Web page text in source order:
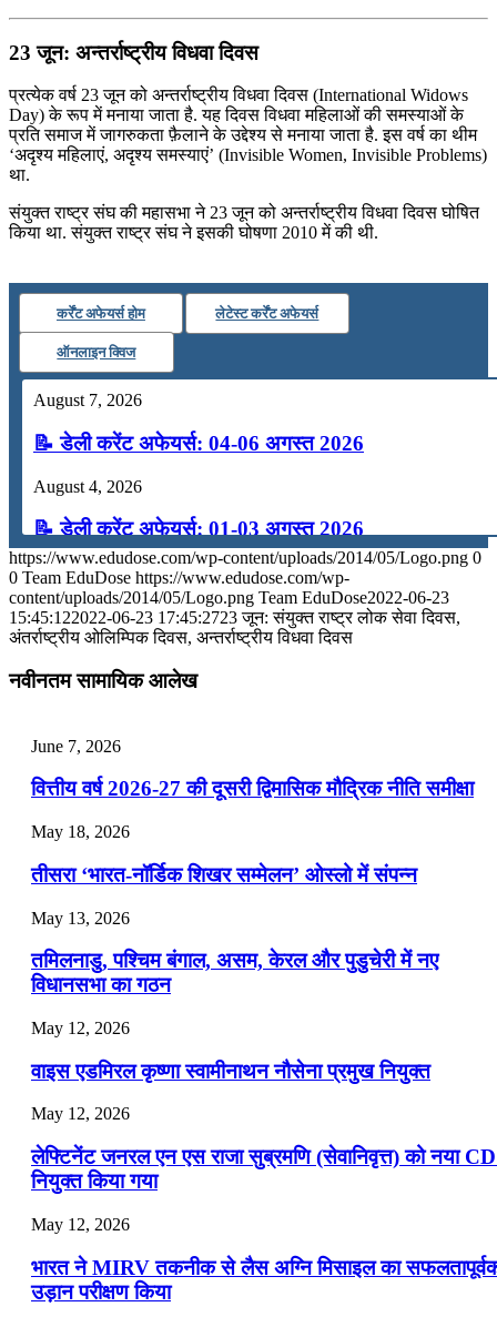
23 जून: अन्तर्राष्ट्रीय विधवा दिवस
प्रत्येक वर्ष 23 जून को अन्तर्राष्ट्रीय विधवा दिवस (International Widows
Day) के रूप में मनाया जाता है. यह दिवस विधवा महिलाओं की समस्याओं के
प्रति समाज में जागरुकता फ़ैलाने के उद्देश्य से मनाया जाता है. इस वर्ष का थीम
‘अदृश्य महिलाएं, अदृश्य समस्याएं’ (Invisible Women, Invisible Problems)
था.
संयुक्त राष्ट्र संघ की महासभा ने 23 जून को अन्तर्राष्ट्रीय विधवा दिवस घोषित
किया था. संयुक्त राष्ट्र संघ ने इसकी घोषणा 2010 में की थी.
कर्रेंट अफेयर्स होम लेटेस्ट कर्रेंट अफेयर्स
ऑनलाइन क्विज
August 7, 2026
📝 डेली करेंट अफेयर्स: 04-06 अगस्त 2026
August 4, 2026
📝 डेली करेंट अफेयर्स: 01-03 अगस्त 2026
July 31, 2026
📝 डेली करेंट अफेयर्स: 28-31 जुलाई 2026
July 25, 2026
📝 डेली करेंट अफेयर्स: 22-24 जुलाई 2026
July 22, 2026
📝 डेली करेंट अफेयर्स: 19-21 जुलाई 2026
July 19, 2026
📝 डेली करेंट अफेयर्स: 16-18 जुलाई 2026
https://www.edudose.com/wp-content/uploads/2014/05/Logo.png 0
0 Team EduDose https://www.edudose.com/wp-
content/uploads/2014/05/Logo.png Team EduDose2022-06-23
15:45:122022-06-23 17:45:2723 जून: संयुक्त राष्ट्र लोक सेवा दिवस,
अंतर्राष्‍ट्रीय ओलिम्पिक दिवस, अन्तर्राष्ट्रीय विधवा दिवस
नवीनतम सामायिक आलेख
June 7, 2026
वित्तीय वर्ष 2026-27 की दूसरी द्विमासिक मौद्रिक नीति समीक्षा
May 18, 2026
तीसरा ‘भारत-नॉर्डिक शिखर सम्मेलन’ ओस्लो में संपन्न
May 13, 2026
तमिलनाडु, पश्चिम बंगाल, असम, केरल और पुडुचेरी में नए
विधानसभा का गठन
May 12, 2026
वाइस एडमिरल कृष्णा स्वामीनाथन नौसेना प्रमुख नियुक्त
May 12, 2026
लेफ्टिनेंट जनरल एन एस राजा सुब्रमणि (सेवानिवृत्त) को नया
नियुक्त किया गया
May 12, 2026
भारत ने MIRV तकनीक से लैस अग्नि मिसाइल का
उड़ान परीक्षण किया